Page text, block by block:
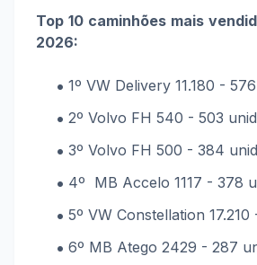
Top 10 caminhões mais
2026:
1º VW Delivery 11.180 -
2º Volvo FH 540 - 503
3º Volvo FH 500 - 384
4º MB Accelo 1117 - 378
5º VW Constellation
6º MB Atego 2429 - 287